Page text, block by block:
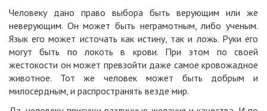
Человеку дано право выбора быть верующим или же
неверующим. Он может быть неграмотным, либо ученым.
Язык его может источать как истину, так и ложь. Руки его
могут быть по локоть в крови. При этом по своей
жестокости он может превзойти даже самое кровожадное
животное. Тот же человек может быть добрым и
милосердным, и распространять везде мир.